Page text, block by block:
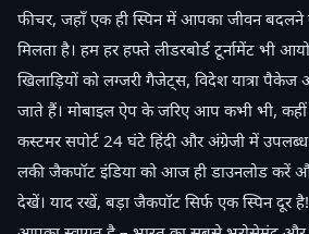
फीचर, जहाँ एक ही स्पिन में आपका जीवन बदलने
मिलता है। हम हर हफ्ते लीडरबोर्ड टूर्नामेंट भी
खिलाड़ियों को लग्जरी गैजेट्स, विदेश यात्रा पैकेज
जाते हैं। मोबाइल ऐप के जरिए आप कभी भी,
कस्टमर सपोर्ट 24 घंटे हिंदी और अंग्रेजी में
लकी जैकपॉट इंडिया को आज ही डाउनलोड करें
देखें। याद रखें, बड़ा जैकपॉट सिर्फ एक स्पिन दूर